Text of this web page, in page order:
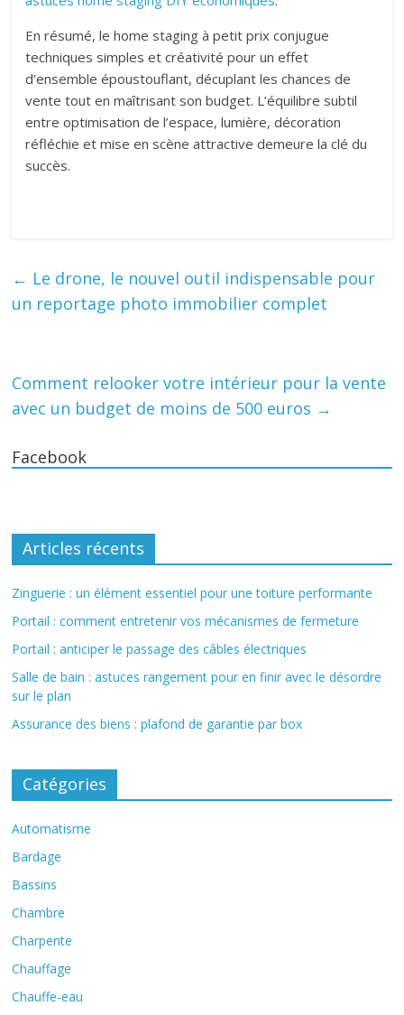
En résumé, le home staging à petit prix conjugue
techniques simples et créativité pour un effet
d’ensemble époustouflant, décuplant les chances de
vente tout en maîtrisant son budget. L’équilibre subtil
entre optimisation de l’espace, lumière, décoration
réfléchie et mise en scène attractive demeure la clé du
succès.
← Le drone, le nouvel outil indispensable pour
un reportage photo immobilier complet
Comment relooker votre intérieur pour la vente
avec un budget de moins de 500 euros →
Facebook
Articles récents
Zinguerie : un élément essentiel pour une toiture performante
Portail : comment entretenir vos mécanismes de fermeture
Portail : anticiper le passage des câbles électriques
Salle de bain : astuces rangement pour en finir avec le désordre
sur le plan
Assurance des biens : plafond de garantie par box
Catégories
Automatisme
Bardage
Bassins
Chambre
Charpente
Chauffage
Chauffe-eau